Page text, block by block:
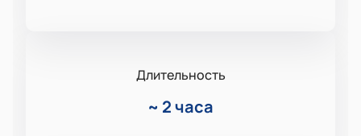
Длительность
~ 2 часа